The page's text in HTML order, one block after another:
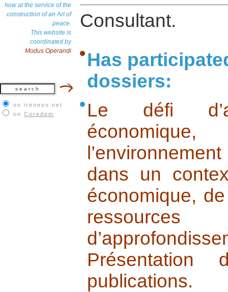
how at the service of the
construction of an Art of
peace.
This website is
coordinated by
Modus Operandi
on irenees.net
on Coredem
Consultant.
Has
dossiers:
Le défi
dans un
économique,
Présentation
publications.